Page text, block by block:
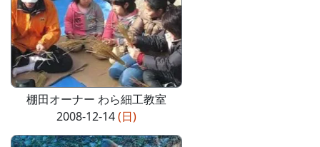
棚田オーナー わら細工教室
2008-12-14(日)